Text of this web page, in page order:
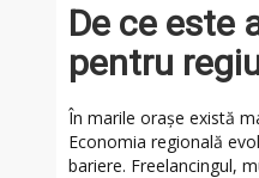
De ce este
pentru
În marile orașe există
Economia regională
bariere. Freelancingul,